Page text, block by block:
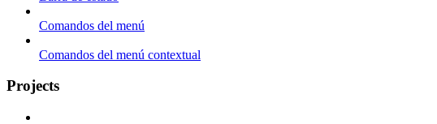
Comandos del menú
Comandos del menú contextual
Projects